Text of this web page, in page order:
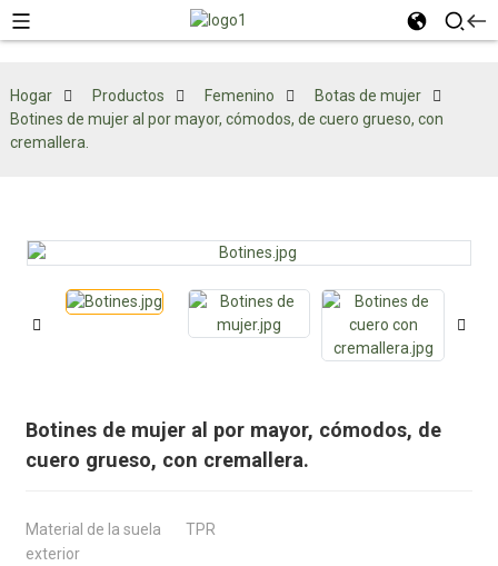
Hogar Productos Femenino
Botas de mujer
Botines de mujer al por mayor, cómodos, de cuero grueso, con
cremallera.
Botines de mujer al por mayor, cómodos, de
cuero grueso, con cremallera.
Material de la suela
exterior
TPR